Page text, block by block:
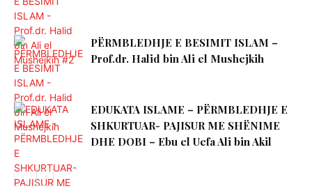
PËRMBLEDHJE E BESIMIT ISLAM –
Prof.dr. Halid bin Ali el Mushejkih
EDUKATA ISLAME – PËRMBLEDHJE E
SHKURTUAR- PAJISUR ME SHËNIME
DHE DOBI – Ebu el Uefa Ali bin Akil